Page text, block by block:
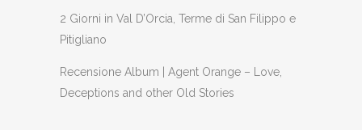
2 Giorni in Val D’Orcia, Terme di San Filippo e
Pitigliano
Recensione Album | Agent Orange – Love,
Deceptions and other Old Stories